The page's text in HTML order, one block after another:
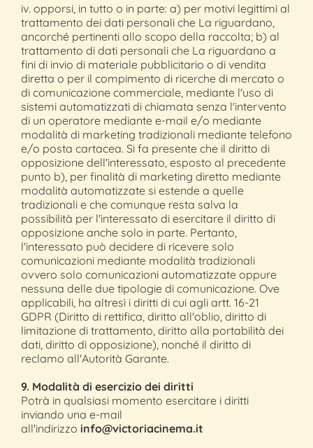
iv. opporsi, in tutto o in parte: a) per motivi legittimi al
trattamento dei dati personali che La riguardano,
ancorché pertinenti allo scopo della raccolta; b) al
trattamento di dati personali che La riguardano a
fini di invio di materiale pubblicitario o di vendita
diretta o per il compimento di ricerche di mercato o
di comunicazione commerciale, mediante l'uso di
sistemi automatizzati di chiamata senza l'intervento
di un operatore mediante e-mail e/o mediante
modalità di marketing tradizionali mediante telefono
e/o posta cartacea. Si fa presente che il diritto di
opposizione dell'interessato, esposto al precedente
punto b), per finalità di marketing diretto mediante
modalità automatizzate si estende a quelle
tradizionali e che comunque resta salva la
possibilità per l'interessato di esercitare il diritto di
opposizione anche solo in parte. Pertanto,
l'interessato può decidere di ricevere solo
comunicazioni mediante modalità tradizionali
ovvero solo comunicazioni automatizzate oppure
nessuna delle due tipologie di comunicazione. Ove
applicabili, ha altresì i diritti di cui agli artt. 16-21
GDPR (Diritto di rettifica, diritto all'oblio, diritto di
limitazione di trattamento, diritto alla portabilità dei
dati, diritto di opposizione), nonché il diritto di
reclamo all'Autorità Garante.
9. Modalità di esercizio dei diritti
Potrà in qualsiasi momento esercitare i diritti
inviando una e-mail
all'indirizzo info@victoriacinema.it